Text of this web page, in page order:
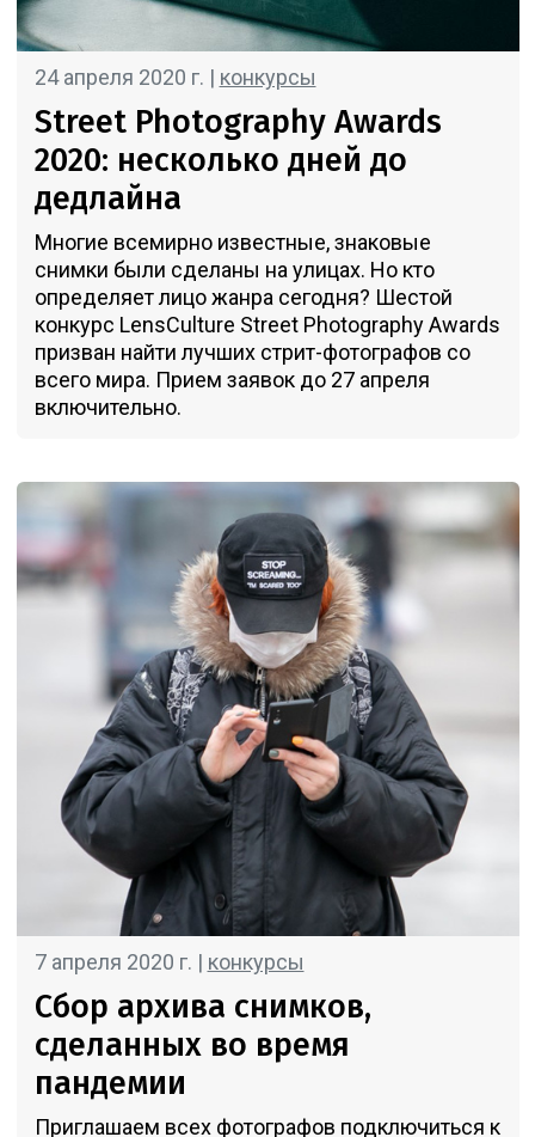
24 апреля 2020 г. | конкурсы
Street Photography Awards
2020: несколько дней до
дедлайна
Многие всемирно известные, знаковые
снимки были сделаны на улицах. Но кто
определяет лицо жанра сегодня? Шестой
конкурс LensCulture Street Photography Awards
призван найти лучших стрит-фотографов со
всего мира. Прием заявок до 27 апреля
включительно.
7 апреля 2020 г. | конкурсы
Сбор архива снимков,
сделанных во время
пандемии
Приглашаем всех фотографов подключиться к